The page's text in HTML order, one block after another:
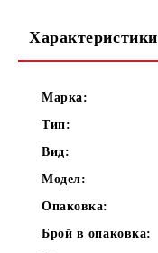
Характеристики
Марка:
Тип:
Вид:
Модел:
Опаковка:
Брой в опаковка: